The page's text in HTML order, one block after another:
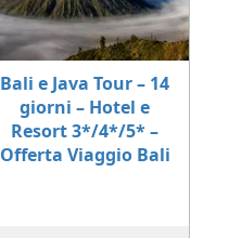
Bali e Java Tour – 14
giorni – Hotel e
Resort 3*/4*/5* –
Offerta Viaggio Bali